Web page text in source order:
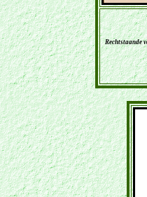
Rechtstaande